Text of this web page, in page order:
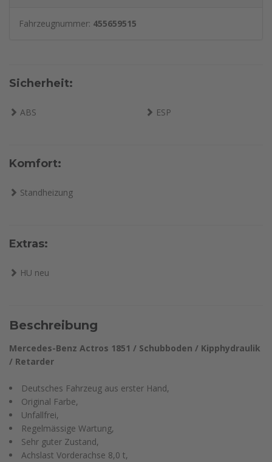
Fahrzeugnummer: 455659515
Sicherheit:
ABS ESP
Komfort:
Standheizung
Extras:
HU neu
Beschreibung
Mercedes-Benz Actros 1851 / Schubboden / Kipphydraulik
/ Retarder
Deutsches Fahrzeug aus erster Hand,
Original Farbe,
Unfallfrei,
Regelmässige Wartung,
Sehr guter Zustand,
Achslast Vorderachse 8,0 t,